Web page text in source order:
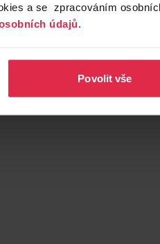
a se zpracováním
údajů.
Povolit vše